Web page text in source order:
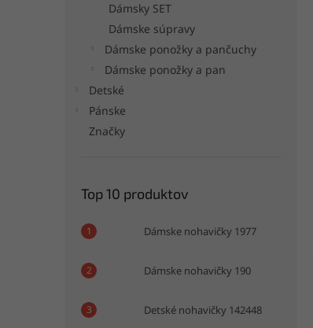
Dámsky SET
Dámske súpravy
Dámske ponožky a pančuchy
Dámske ponožky a pan
Detské
Pánske
Značky
Top 10 produktov
Dámske nohavičky 1977
Dámske nohavičky 190
Detské nohavičky 142448